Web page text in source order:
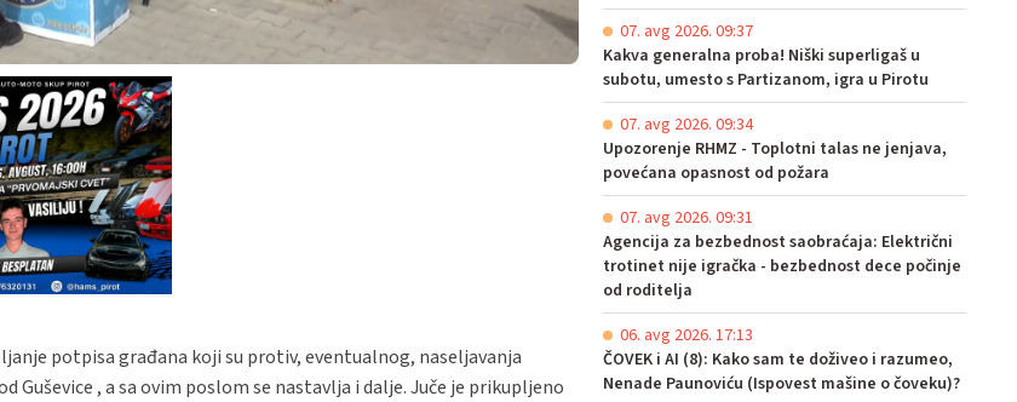
potpisa građana koji su protiv, eventualnog, naseljavanja
, a sa ovim poslom se nastavlja i dalje. Juče je prikupljeno
07. avg 2026. 09:37
Kakva generalna proba! Niški superligaš u
subotu, umesto s Partizanom, igra u Pirotu
07. avg 2026. 09:34
Upozorenje RHMZ - Toplotni talas ne jenjava,
povećana opasnost od požara
07. avg 2026. 09:31
Agencija za bezbednost saobraćaja: Električni
trotinet nije igračka - bezbednost dece počinje
od roditelja
06. avg 2026. 17:13
ČOVEK i AI (8): Kako sam te doživeo i razumeo,
Nenade Paunoviću (Ispovest mašine o čoveku)?